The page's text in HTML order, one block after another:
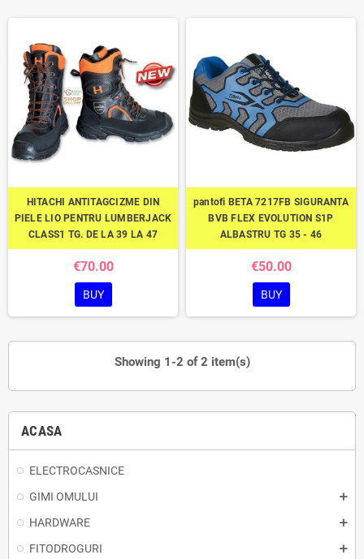
ACASA
ELECTROCASNICE
GIMI OMULUI
HARDWARE
FITODROGURI
HITACHI ANTITAGCIZME DIN
PIELE LIO PENTRU LUMBERJACK
CLASS1 TG. DE LA 39 LA 47
€70.00
BUY
pantofi BETA 7217FB SIGURANTA
BVB FLEX EVOLUTION S1P
ALBASTRU TG 35 - 46
€50.00
BUY
Showing 1-2 of 2 item(s)